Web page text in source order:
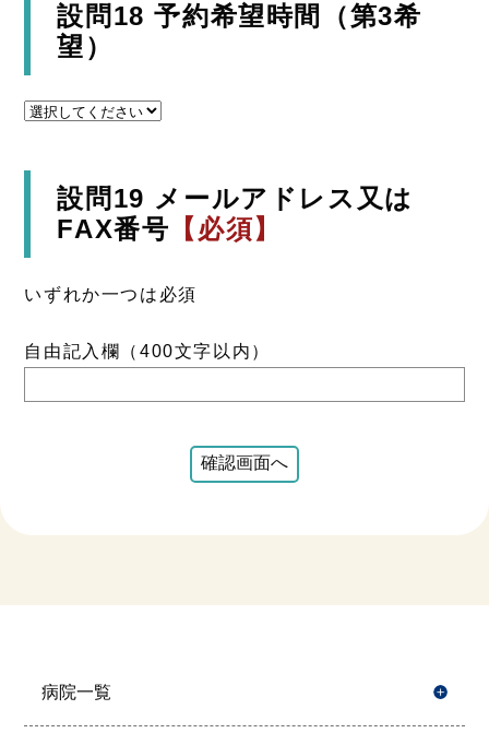
設問18 予約希望時間（第3希
望）
設問19 メールアドレス又は
FAX番号 【必須】
いずれか一つは必須
自由記入欄（400文字以内）
病院一覧